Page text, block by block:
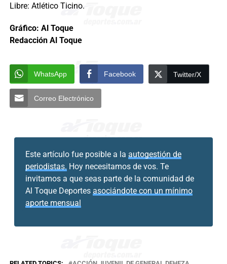
Libre: Atlético Ticino.
Gráfico: Al Toque
Redacción Al Toque
WhatsApp Facebook Twitter/X
Correo Electrónico
Este artículo fue posible a la autogestión de
periodistas. Hoy necesitamos de vos. Te
invitamos a que seas parte de la comunidad de
Al Toque Deportes asociándote con un mínimo
aporte mensual